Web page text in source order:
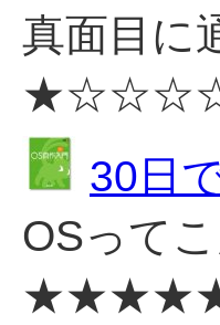
真面目に
30日
OSって